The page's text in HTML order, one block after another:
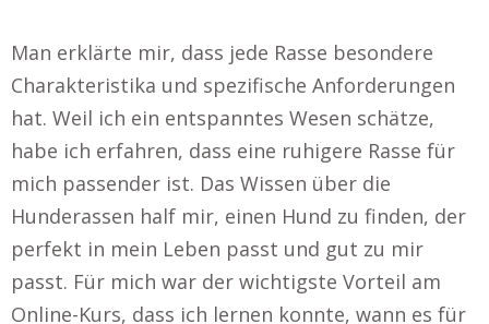
Man erklärte mir, dass jede Rasse besondere
Charakteristika und spezifische Anforderungen
hat. Weil ich ein entspanntes Wesen schätze,
habe ich erfahren, dass eine ruhigere Rasse für
mich passender ist. Das Wissen über die
Hunderassen half mir, einen Hund zu finden, der
perfekt in mein Leben passt und gut zu mir
passt. Für mich war der wichtigste Vorteil am
Online-Kurs, dass ich lernen konnte, wann es für